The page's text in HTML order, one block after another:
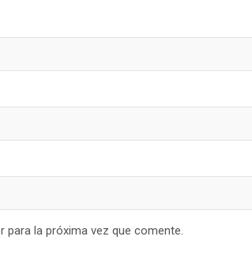
para la próxima vez que comente.